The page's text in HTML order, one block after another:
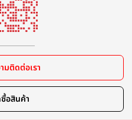
มติดต่อเรา
อสินค้า